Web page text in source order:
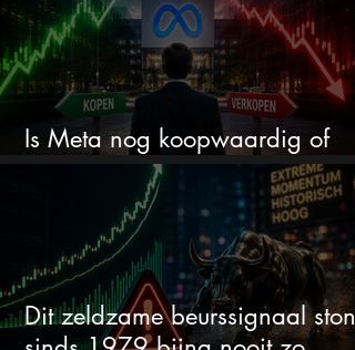
Is Meta nog koopwaardig of
wordt het tijd om te verkopen?
Dit zeldzame beurssignaal stond